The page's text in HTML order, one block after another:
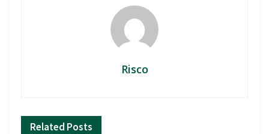
Risco
Related Posts